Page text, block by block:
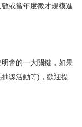
或當年度徵才規模進
會的一大關鍵，如果
獎活動等)，歡迎提